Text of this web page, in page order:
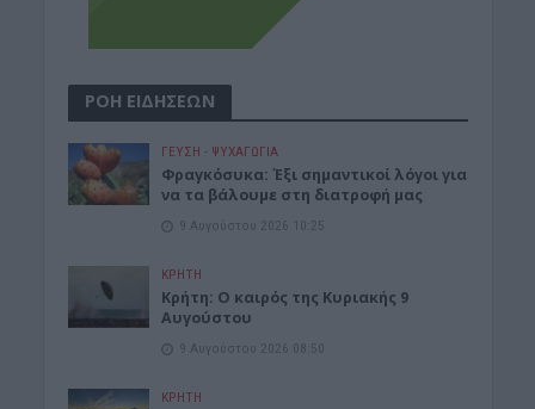
ΡΟΗ ΕΙΔΗΣΕΩΝ
ΓΕΎΣΗ - ΨΥΧΑΓΩΓΊΑ
Φραγκόσυκα: Έξι σημαντικοί λόγοι για
να τα βάλουμε στη διατροφή μας
9 Αυγούστου 2026 10:25
ΚΡΗΤΗ
Κρήτη: Ο καιρός της Κυριακής 9
Αυγούστου
9 Αυγούστου 2026 08:50
ΚΡΗΤΗ